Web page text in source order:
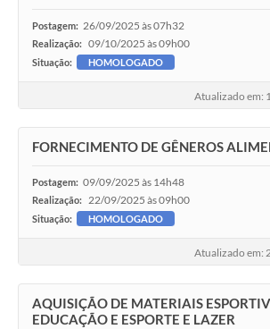
Postagem: 26/09/2025 às 07h32
Realização: 09/10/2025 às 09h00
Situação: HOMOLOGADO
Atualizado em:
FORNECIMENTO DE GÊNEROS
Postagem: 09/09/2025 às 14h48
Realização: 22/09/2025 às 09h00
Situação: HOMOLOGADO
Atualizado em:
AQUISIÇÃO DE MATERIAIS
EDUCAÇÃO E ESPORTE E LAZER